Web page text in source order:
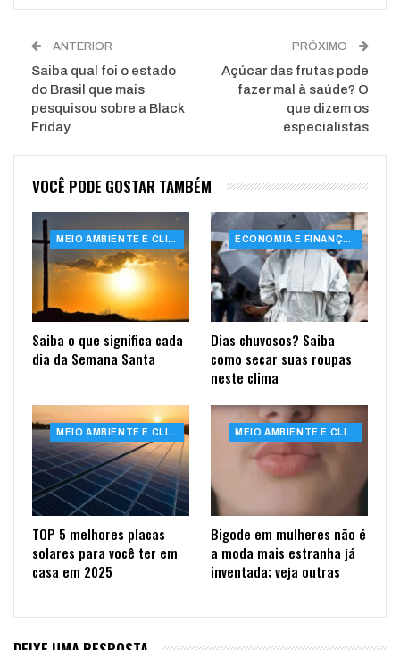
ANTERIOR
Saiba qual foi o estado
do Brasil que mais
pesquisou sobre a Black
Friday
PRÓXIMO
Açúcar das frutas pode
fazer mal à saúde? O
que dizem os
especialistas
VOCÊ PODE GOSTAR TAMBÉM
MEIO AMBIENTE E CLIMA
Saiba o que significa cada
dia da Semana Santa
ECONOMIA E FINANÇAS
Dias chuvosos? Saiba
como secar suas roupas
neste clima
MEIO AMBIENTE E CLIMA
TOP 5 melhores placas
solares para você ter em
casa em 2025
MEIO AMBIENTE E CLIMA
Bigode em mulheres não é
a moda mais estranha já
inventada; veja outras